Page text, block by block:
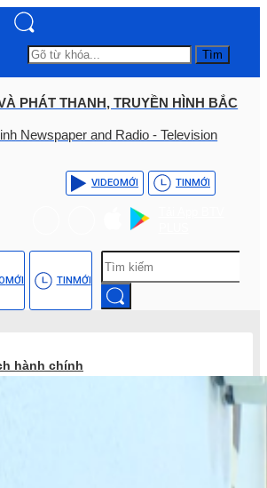
Tìm
PHÁT THANH, TRUYỀN HÌNH BẮC
Newspaper and Radio - Television
VIDEOMỚI TINMỚI
MỚI TINMỚI
hành chính